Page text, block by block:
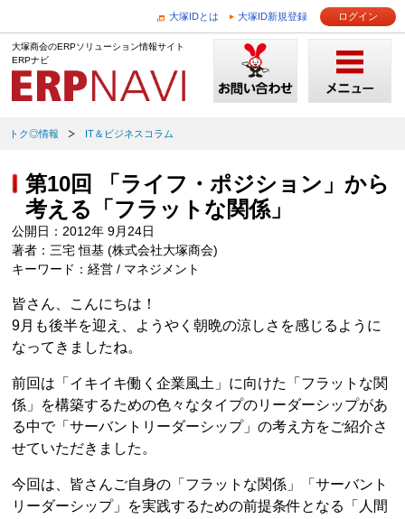
大塚IDとは 大塚ID新規登録 ログイン
大塚商会のERPソリューション情報サイト
ERPナビ
トク◎情報 IT＆ビジネスコラム
第10回 「ライフ・ポジション」から
考える「フラットな関係」
公開日：2012年 9月24日
著者：三宅 恒基 (株式会社大塚商会)
キーワード：経営 / マネジメント
皆さん、こんにちは！
9月も後半を迎え、ようやく朝晩の涼しさを感じるように
なってきましたね。
前回は「イキイキ働く企業風土」に向けた「フラットな関
係」を構築するための色々なタイプのリーダーシップがあ
る中で「サーバントリーダーシップ」の考え方をご紹介さ
せていただきました。
今回は、皆さんご自身の「フラットな関係」「サーバント
リーダーシップ」を実践するための前提条件となる「人間